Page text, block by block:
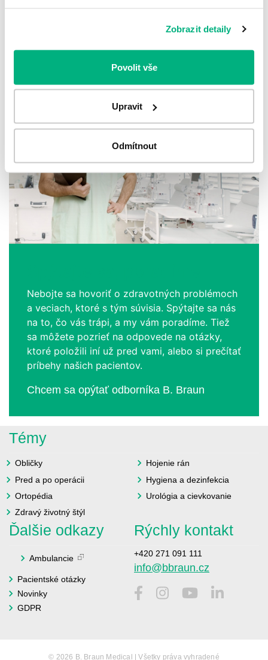
Zobrazit detaily
Povolit vše
Upravit
Odmítnout
Spýtajte sa, poradíme
Nebojte sa hovoriť o zdravotných problémoch
a veciach, ktoré s tým súvisia. Spýtajte sa nás
na to, čo vás trápi, a my vám poradíme. Tiež
sa môžete pozrieť na odpovede na otázky,
ktoré položili iní už pred vami, alebo si prečítať
príbehy našich pacientov.
Chcem sa opýtať odborníka B. Braun
Témy
Obličky
Hojenie rán
Pred a po operácii
Hygiena a dezinfekcia
Ortopédia
Urológia a cievkovanie
Zdravý životný štýl
Ďalšie odkazy
Ambulancie
Pacientské otázky
Novinky
GDPR
Rýchly kontakt
+420 271 091 111
info@bbraun.cz
© 2026 B. Braun Medical | Všetky práva vyhradené